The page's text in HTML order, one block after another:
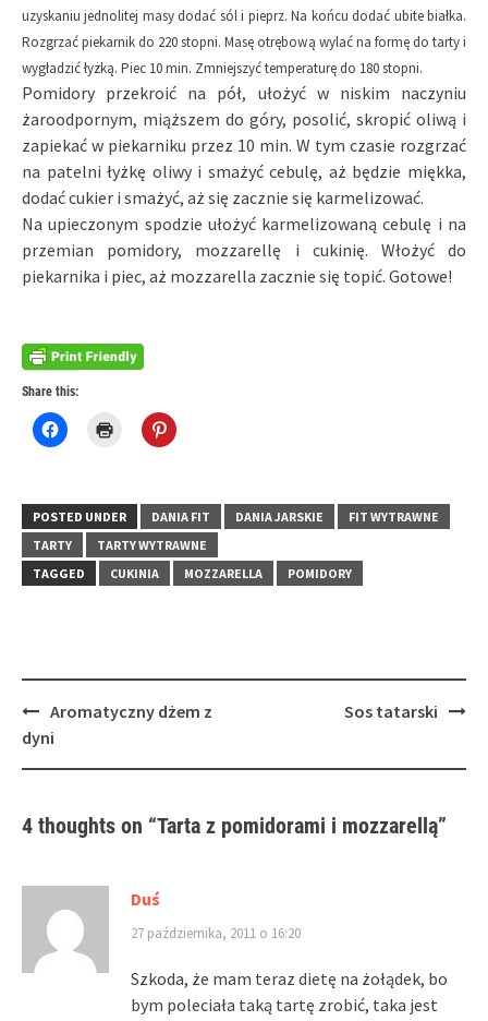
uzyskaniu jednolitej masy dodać sól i pieprz. Na końcu dodać ubite białka.
Rozgrzać piekarnik do 220 stopni. Masę otrębową wylać na formę do tarty i
wygładzić łyżką. Piec 10 min. Zmniejszyć temperaturę do 180 stopni.
Pomidory przekroić na pół, ułożyć w niskim naczyniu
żaroodpornym, miąższem do góry, posolić, skropić oliwą i
zapiekać w piekarniku przez 10 min. W tym czasie rozgrzać
na patelni łyżkę oliwy i smażyć cebulę, aż będzie miękka,
dodać cukier i smażyć, aż się zacznie się karmelizować.
Na upieczonym spodzie ułożyć karmelizowaną cebulę i na
przemian pomidory, mozzarellę i cukinię. Włożyć do
piekarnika i piec, aż mozzarella zacznie się topić. Gotowe!
Share this:
Click
to
in
new
window)
Click
window)
Click
to
in
new
window)
POSTED UNDER DANIA FIT DANIA JARSKIE
FIT WYTRAWNE
TARTY
TARTY WYTRAWNE
TAGGED
CUKINIA MOZZARELLA POMIDORY
Post
navigation
Aromatyczny dżem z
dyni
Sos tatarski
4 thoughts on “Tarta z pomidorami i mozzarellą”
Duś
27 października, 2011 o 16:20
Szkoda, że mam teraz dietę na żołądek, bo
bym poleciała taką tartę zrobić, taka jest